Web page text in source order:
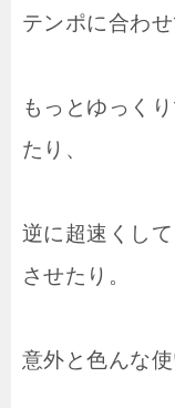
テンポに合わ
もっとゆっく
たり、
逆に超速くし
させたり。
意外と色んな